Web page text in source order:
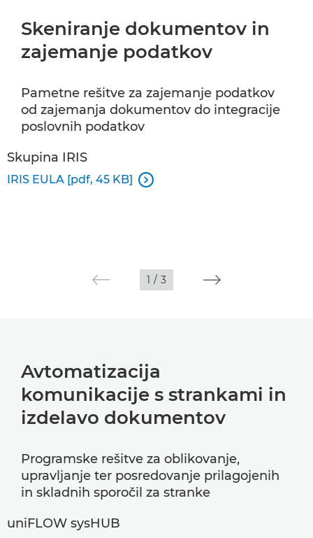
Skeniranje dokumentov in
zajemanje podatkov
Pametne rešitve za zajemanje podatkov
od zajemanja dokumentov do integracije
poslovnih podatkov
Skupina IRIS
IRIS EULA [pdf, 45 KB] 
1 / 3
Avtomatizacija
komunikacije s strankami in
izdelavo dokumentov
Programske rešitve za oblikovanje,
upravljanje ter posredovanje prilagojenih
in skladnih sporočil za stranke
uniFLOW sysHUB